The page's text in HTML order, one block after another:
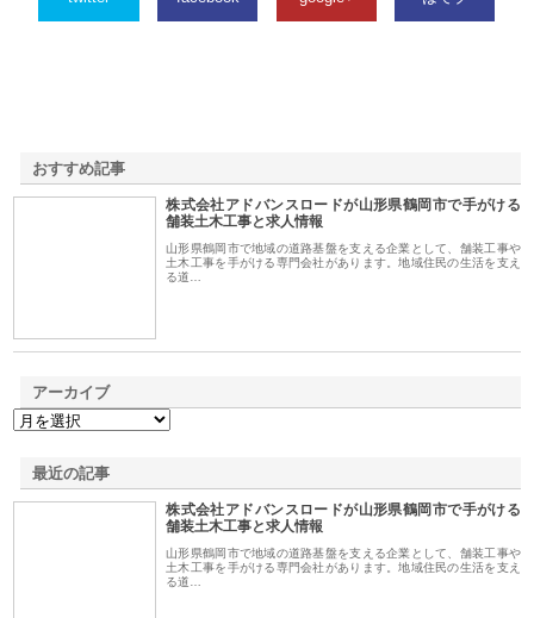
おすすめ記事
株式会社アドバンスロードが山形県鶴岡市で手がける
舗装土木工事と求人情報
山形県鶴岡市で地域の道路基盤を支える企業として、舗装工事や
土木工事を手がける専門会社があります。地域住民の生活を支え
る道…
アーカイブ
最近の記事
株式会社アドバンスロードが山形県鶴岡市で手がける
舗装土木工事と求人情報
山形県鶴岡市で地域の道路基盤を支える企業として、舗装工事や
土木工事を手がける専門会社があります。地域住民の生活を支え
る道…